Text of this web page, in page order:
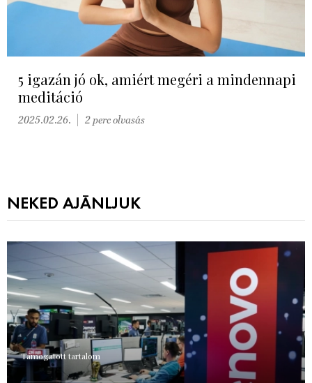
5 igazán jó ok, amiért megéri a mindennapi
meditáció
2025.02.26. 2 perc olvasás
NEKED AJÁNLJUK
Támogatott tartalom